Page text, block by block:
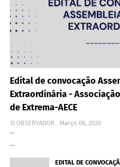
Edital de convocação
Extraordinária -
de Extrema-AECE
O OBSERVADOR
Março 06, 2026
…
…
EDITAL DE